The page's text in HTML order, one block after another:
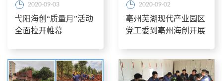
2020-09-03
弋阳海创“质量月”活动
全面拉开帷幕
2020-09-02
亳州芜湖现代产业园区
党工委到亳州海创开展